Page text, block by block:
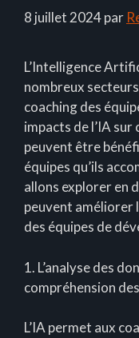
8 juillet 2024par
L’Intelligence
nombreux
coaching des
impacts de l’IA
peuvent être
équipes qu’ils
allons explorer en
peuvent
des équipes de
1. L’analyse des
compréhension
L’IA permet aux